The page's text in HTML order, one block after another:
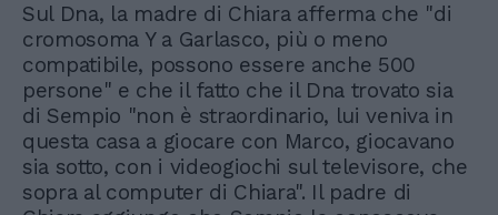
Sul Dna, la madre di Chiara afferma che "di
cromosoma Y a Garlasco, più o meno
compatibile, possono essere anche 500
persone" e che il fatto che il Dna trovato sia
di Sempio "non è straordinario, lui veniva in
questa casa a giocare con Marco, giocavano
sia sotto, con i videogiochi sul televisore, che
sopra al computer di Chiara". Il padre di